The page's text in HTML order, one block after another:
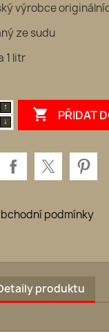
výrobce
ze sudu
1 litr
 PŘIDAT
podmínky
produktu